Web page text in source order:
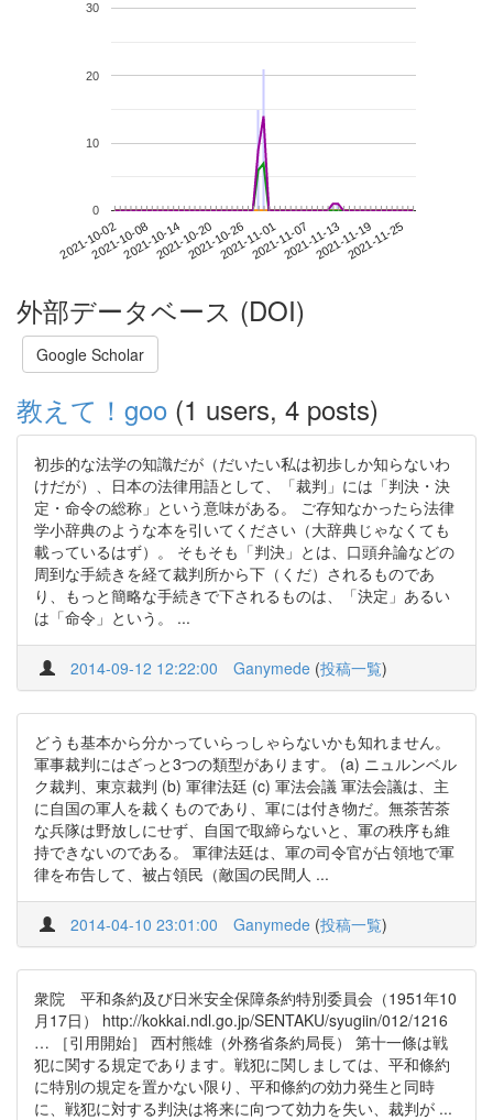
2021-10-022021-10-082021-10-142021-10-202021-10-262021-11-012021-11-072021-11-132021-11-192021-11-25
0
10
20
30
外部データベース (DOI)
Google Scholar
教えて！goo (1 users, 4 posts)
初歩的な法学の知識だが（だいたい私は初歩しか知らないわ
けだが）、日本の法律用語として、「裁判」には「判決・決
定・命令の総称」という意味がある。 ご存知なかったら法律
学小辞典のような本を引いてください（大辞典じゃなくても
載っているはず）。 そもそも「判決」とは、口頭弁論などの
周到な手続きを経て裁判所から下（くだ）されるものであ
り、もっと簡略な手続きで下されるものは、「決定」あるい
は「命令」という。 ...
2014-09-12 12:22:00 Ganymede (投稿一覧)
どうも基本から分かっていらっしゃらないかも知れません。
軍事裁判にはざっと3つの類型があります。 (a) ニュルンベル
ク裁判、東京裁判 (b) 軍律法廷 (c) 軍法会議 軍法会議は、主
に自国の軍人を裁くものであり、軍には付き物だ。無茶苦茶
な兵隊は野放しにせず、自国で取締らないと、軍の秩序も維
持できないのである。 軍律法廷は、軍の司令官が占領地で軍
律を布告して、被占領民（敵国の民間人 ...
2014-04-10 23:01:00 Ganymede (投稿一覧)
衆院 平和条約及び日米安全保障条約特別委員会（1951年10
月17日） http://kokkai.ndl.go.jp/SENTAKU/syugiin/012/1216
… ［引用開始］ 西村熊雄（外務省条約局長） 第十一條は戦
犯に関する規定であります。戦犯に関しましては、平和條約
に特別の規定を置かない限り、平和條約の効力発生と同時
に、戦犯に対する判決は将来に向つて効力を失い、裁判が ...